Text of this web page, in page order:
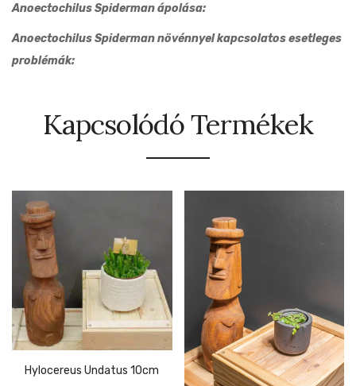
Anoectochilus Spiderman ápolása:
Anoectochilus Spiderman növénnyel kapcsolatos esetleges
problémák:
Kapcsolódó Termékek
Hylocereus Undatus 10cm